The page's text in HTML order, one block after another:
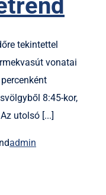
tekintettel
vonatai
8:45-kor,
utolsó [...]
admin